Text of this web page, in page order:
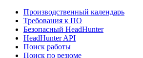
Производственный календарь
Требования к ПО
Безопасный HeadHunter
HeadHunter API
Поиск работы
Поиск по резюме